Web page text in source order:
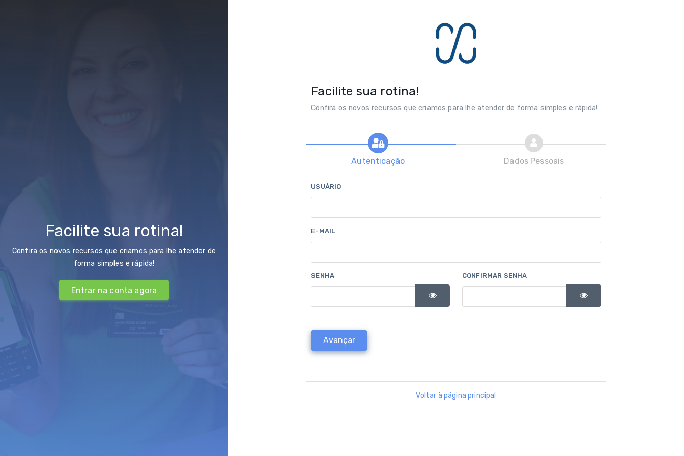
Facilite sua rotina!
Confira os novos recursos que criamos para lhe atender de
forma simples e rápida!
Entrar na conta agora
Facilite sua rotina!
Confira os novos recursos que criamos para lhe atender de forma simples e rápida!
Autenticação Dados Pessoais
USUÁRIO
E-MAIL
SENHA CONFIRMAR SENHA
Avançar
Voltar à página principal